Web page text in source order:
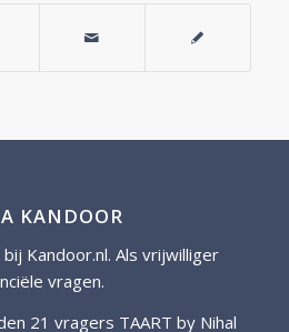
KANDOOR
bij Kandoor.nl. Als vrijwilliger
vragen.
21 vragers TAART by Nihal